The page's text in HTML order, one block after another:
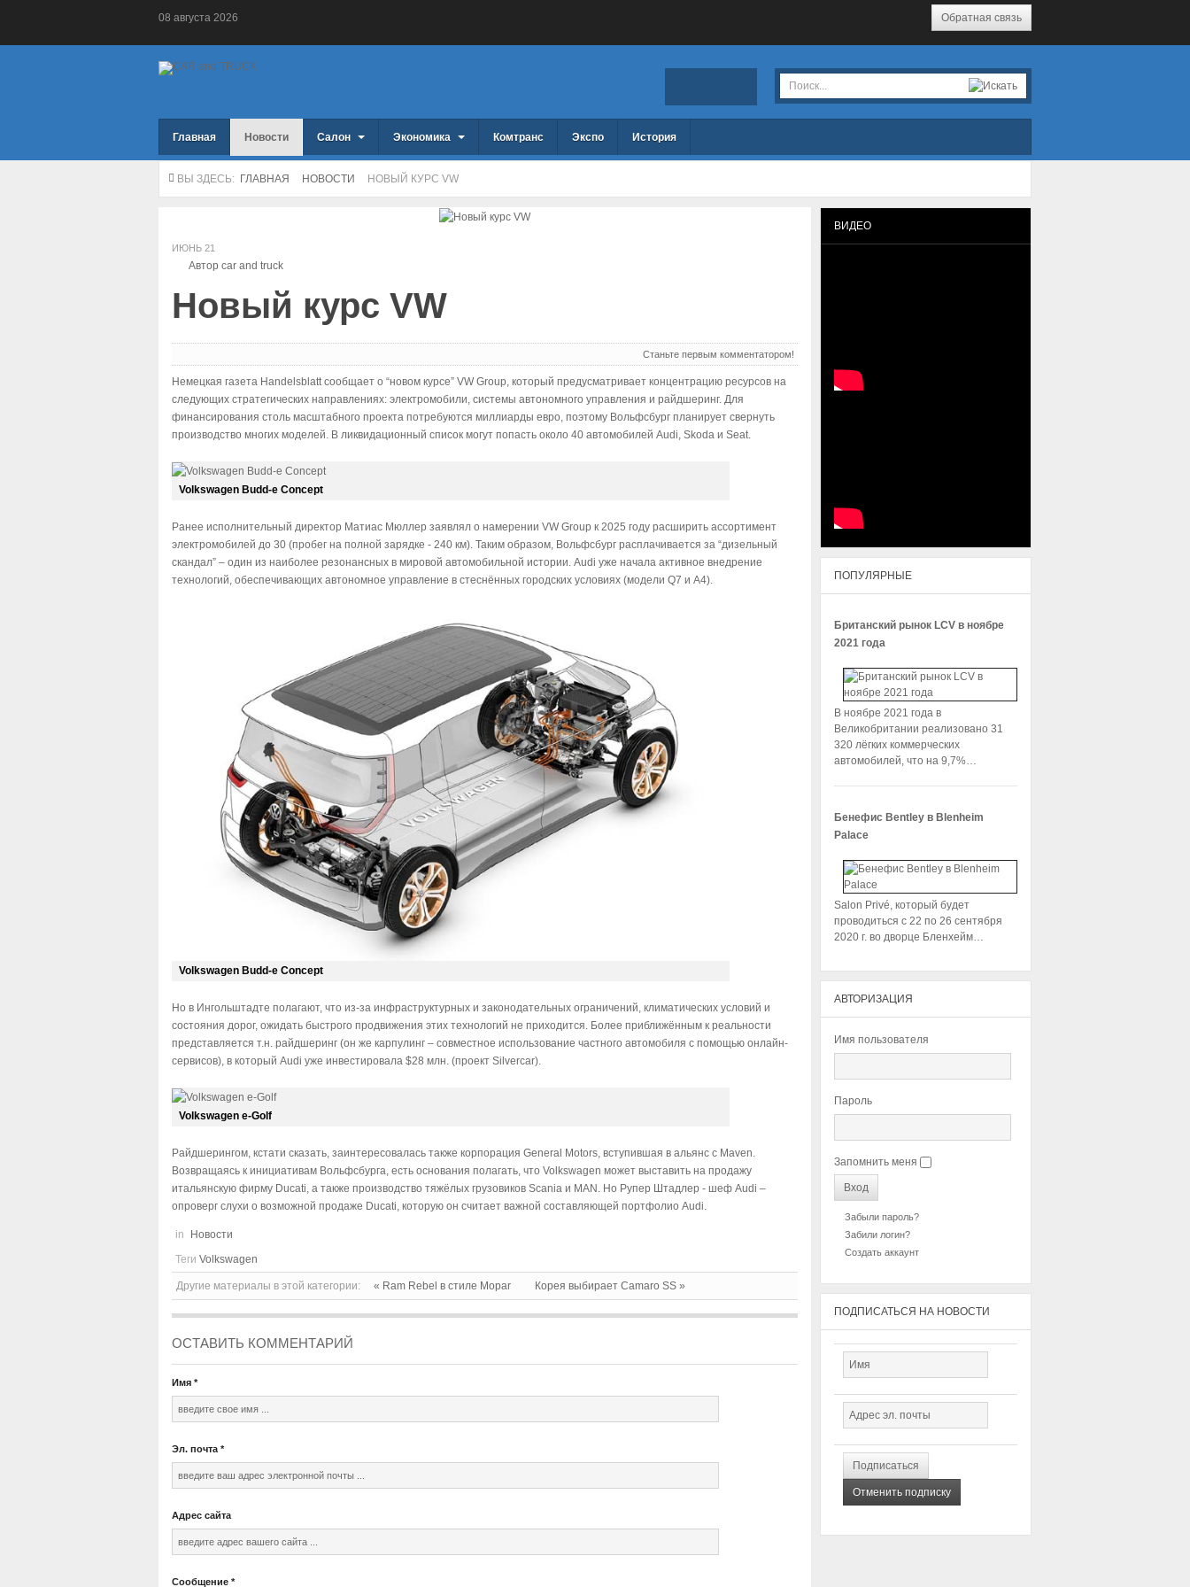
08 августа 2026 Обратная связь
Главная Новости Салон Экономика Комтранс Экспо История
ВЫ ЗДЕСЬ: ГЛАВНАЯ НОВОСТИ НОВЫЙ КУРС VW
ИЮНЬ 21
Автор car and truck
Новый курс VW
Станьте первым комментатором!
Немецкая газета Handelsblatt сообщает о “новом курсе” VW Group, который предусматривает концентрацию ресурсов на
следующих стратегических направлениях: электромобили, системы автономного управления и райдшеринг. Для
финансирования столь масштабного проекта потребуются миллиарды евро, поэтому Вольфсбург планирует свернуть
производство многих моделей. В ликвидационный список могут попасть около 40 автомобилей Audi, Skoda и Seat.
Volkswagen Budd-e Concept
Ранее исполнительный директор Матиас Мюллер заявлял о намерении VW Group к 2025 году расширить ассортимент
электромобилей до 30 (пробег на полной зарядке - 240 км). Таким образом, Вольфсбург расплачивается за “дизельный
скандал” – один из наиболее резонансных в мировой автомобильной истории. Audi уже начала активное внедрение
технологий, обеспечивающих автономное управление в стеснённых городских условиях (модели Q7 и A4).
Volkswagen Budd-e Concept
Но в Ингольштадте полагают, что из-за инфраструктурных и законодательных ограничений, климатических условий и
состояния дорог, ожидать быстрого продвижения этих технологий не приходится. Более приближённым к реальности
представляется т.н. райдшеринг (он же карпулинг – совместное использование частного автомобиля с помощью онлайн-
сервисов), в который Audi уже инвестировала $28 млн. (проект Silvercar).
Volkswagen e-Golf
Райдшерингом, кстати сказать, заинтересовалась также корпорация General Motors, вступившая в альянс с Maven.
Возвращаясь к инициативам Вольфсбурга, есть основания полагать, что Volkswagen может выставить на продажу
итальянскую фирму Ducati, а также производство тяжёлых грузовиков Scania и MAN. Но Рупер Штадлер - шеф Audi –
опроверг слухи о возможной продаже Ducati, которую он считает важной составляющей портфолио Audi.
in
Новости
Теги Volkswagen
Другие материалы в этой категории: « Ram Rebel в стиле Mopar Корея выбирает Camaro SS »
ОСТАВИТЬ КОММЕНТАРИЙ
Имя *
Эл. почта *
Адрес сайта
Сообщение *
ВИДЕО
ПОПУЛЯРНЫЕ
Британский рынок LCV в ноябре
2021 года
В ноябре 2021 года в
Великобритании реализовано 31
320 лёгких коммерческих
автомобилей, что на 9,7%…
Бенефис Bentley в Blenheim
Palace
Salon Privé, который будет
проводиться с 22 по 26 сентября
2020 г. во дворце Бленхейм…
АВТОРИЗАЦИЯ
Имя пользователя
Пароль
Запомнить меня
Забыли пароль?
Забили логин?
Создать аккаунт
ПОДПИСАТЬСЯ НА НОВОСТИ